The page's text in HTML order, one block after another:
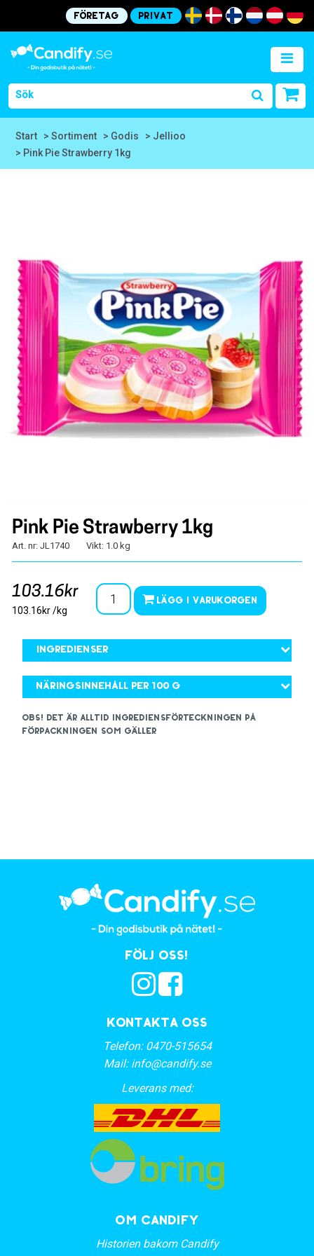
Företag Privat
Start > Sortiment > Godis
> Jellioo
> Pink Pie Strawberry 1kg
Pink Pie Strawberry 1kg
Art. nr: JL1740 Vikt: 1.0 kg
103.16kr
103.16kr /kg
Lägg i varukorgen
Ingredienser
Näringsinnehåll per 100 g
OBS! Det är alltid ingrediensförteckningen på
förpackningen som gäller
Kontakta oss
Telefon: 0470-515654
Mail: info@candify.se
Leverans med:
Följ oss!
OM CANDIFY
Historien bakom Candify